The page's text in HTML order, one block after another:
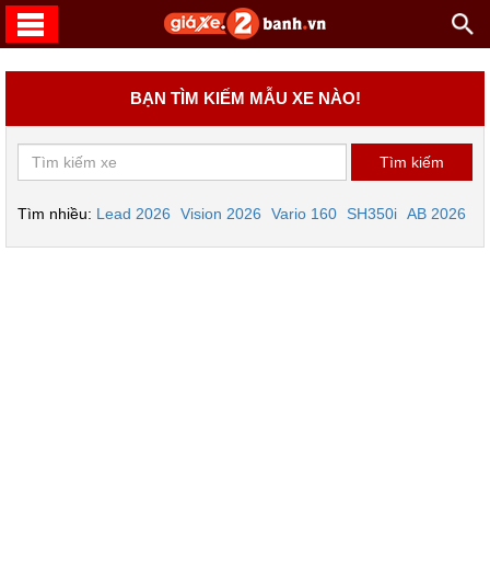
BẠN TÌM KIẾM MẪU XE NÀO!
Tìm nhiều: Lead 2026 Vision 2026 Vario 160 SH350i AB 2026